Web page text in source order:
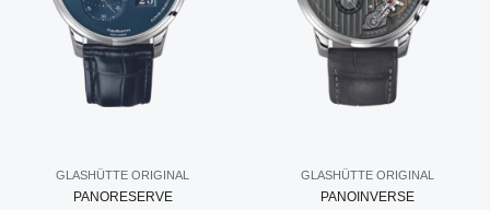
GLASHÜTTE ORIGINAL
PANORESERVE
GLASHÜTTE ORIGINAL
PANOINVERSE